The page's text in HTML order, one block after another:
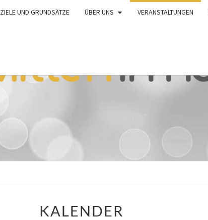
ZIELE UND GRUNDSÄTZE ÜBER UNS VERANSTALTUNGEN
KALENDER